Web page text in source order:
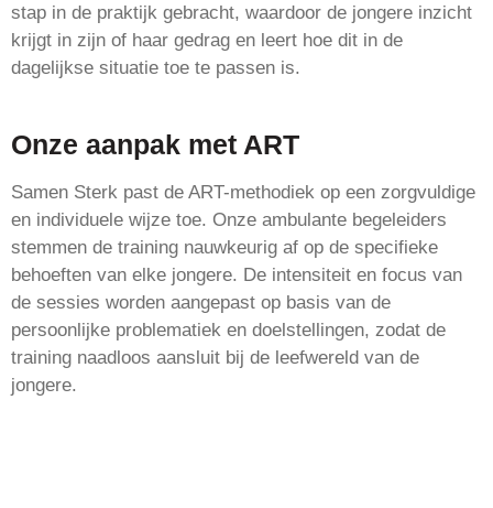
stap in de praktijk gebracht, waardoor de jongere inzicht
krijgt in zijn of haar gedrag en leert hoe dit in de
dagelijkse situatie toe te passen is.
Onze aanpak met ART
Samen Sterk past de ART-methodiek op een zorgvuldige
en individuele wijze toe. Onze ambulante begeleiders
stemmen de training nauwkeurig af op de specifieke
behoeften van elke jongere. De intensiteit en focus van
de sessies worden aangepast op basis van de
persoonlijke problematiek en doelstellingen, zodat de
training naadloos aansluit bij de leefwereld van de
jongere.